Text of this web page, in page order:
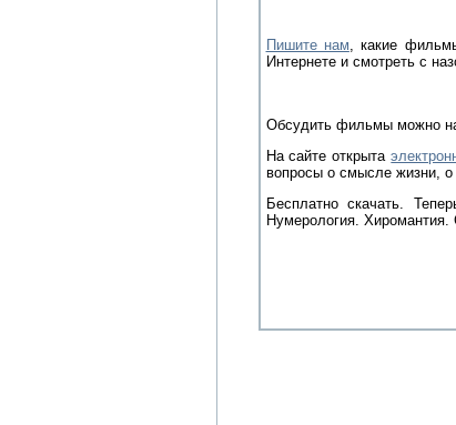
Пишите нам, какие
Интернете и смотреть с
Обсудить фильмы можно
На сайте открыта
вопросы о смысле жизни, о
Бесплатно скачать.
Нумерология. Хиромантия.